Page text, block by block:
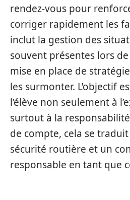
rendez-vous pour
corriger rapidement les
inclut la gestion des
souvent présentes lors
mise en place de
les surmonter. L’objectif
l’élève non seulement à
surtout à la
de compte, cela se
sécurité routière et un
responsable en tant que